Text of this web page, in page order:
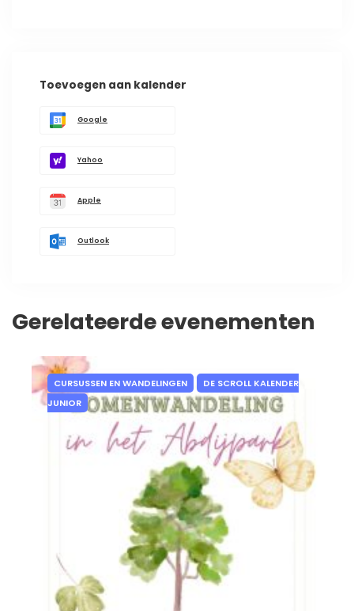
Toevoegen aan kalender
Google
Yahoo
Apple
Outlook
Gerelateerde evenementen
CURSUSSEN EN WANDELINGEN
DE SCROLL KALENDER
JUNIOR